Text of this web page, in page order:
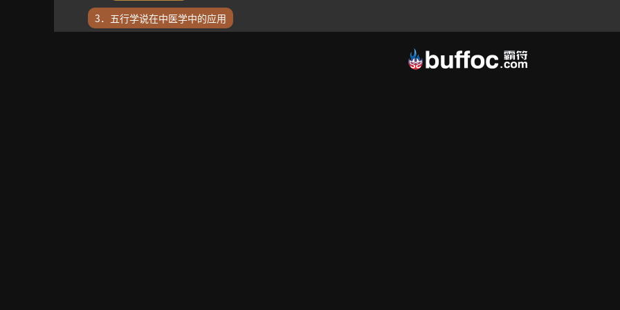
3．五行学说在中医学中的应用